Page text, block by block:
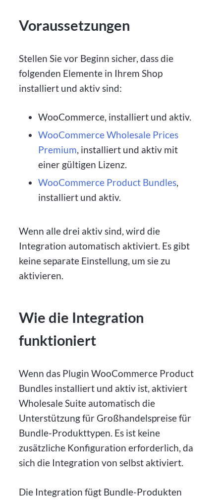
Voraussetzungen
Stellen Sie vor Beginn sicher, dass die
folgenden Elemente in Ihrem Shop
installiert und aktiv sind:
WooCommerce, installiert und aktiv.
WooCommerce Wholesale Prices
Premium, installiert und aktiv mit
einer gültigen Lizenz.
WooCommerce Product Bundles,
installiert und aktiv.
Wenn alle drei aktiv sind, wird die
Integration automatisch aktiviert. Es gibt
keine separate Einstellung, um sie zu
aktivieren.
Wie die Integration
funktioniert
Wenn das Plugin WooCommerce Product
Bundles installiert und aktiv ist, aktiviert
Wholesale Suite automatisch die
Unterstützung für Großhandelspreise für
Bundle-Produkttypen. Es ist keine
zusätzliche Konfiguration erforderlich, da
sich die Integration von selbst aktiviert.
Die Integration fügt Bundle-Produkten